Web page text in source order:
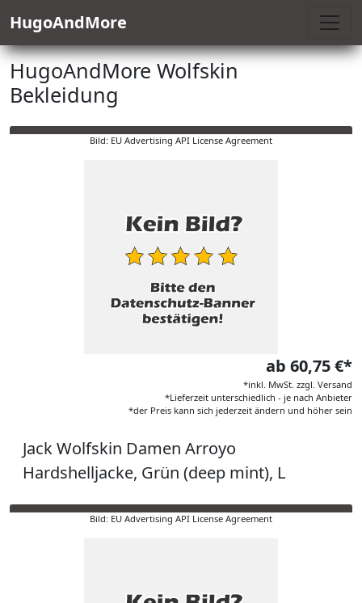
HugoAndMore
HugoAndMore Wolfskin
Bekleidung
Bild: EU Advertising API License Agreement
ab 60,75 €*
*inkl. MwSt. zzgl. Versand
*Lieferzeit unterschiedlich - je nach Anbieter
*der Preis kann sich jederzeit ändern und höher sein
Jack Wolfskin Damen Arroyo
Hardshelljacke, Grün (deep mint), L
Bild: EU Advertising API License Agreement